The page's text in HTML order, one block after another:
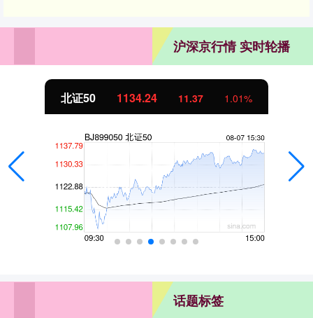
沪深京行情 实时轮播
北证50 1134.24 11.37 1.01%
话题标签